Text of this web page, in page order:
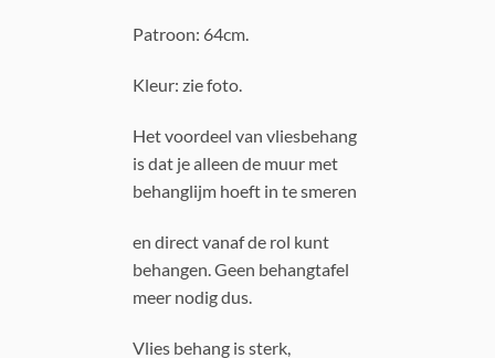
Patroon: 64cm.
Kleur: zie foto.
Het voordeel van vliesbehang
is dat je alleen de muur met
behanglijm hoeft in te smeren
en direct vanaf de rol kunt
behangen. Geen behangtafel
meer nodig dus.
Vlies behang is sterk,